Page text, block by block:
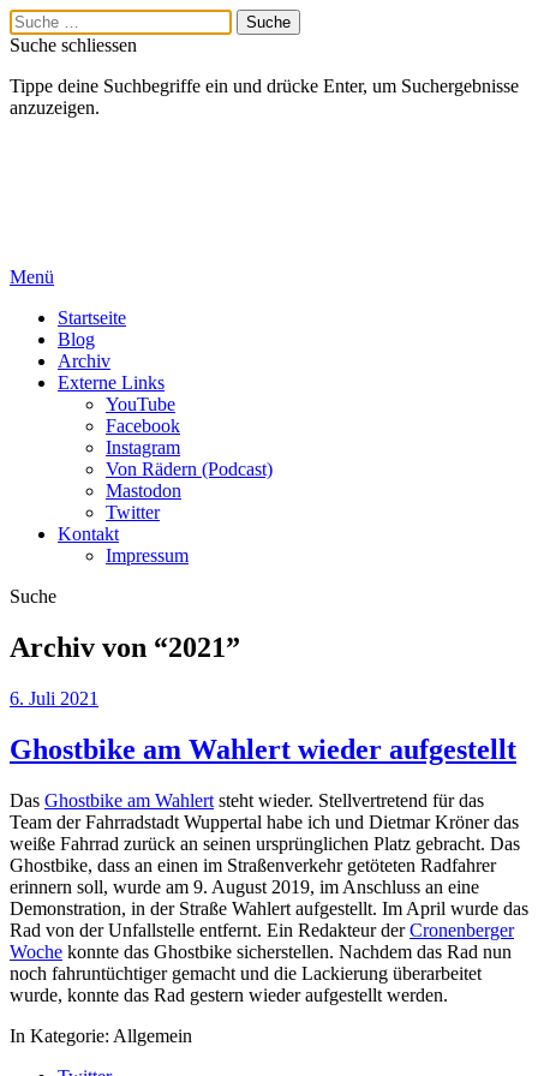
Suche schliessen
Tippe deine Suchbegriffe ein und drücke Enter, um Suchergebnisse
anzuzeigen.
Menü
Startseite
Blog
Archiv
Externe Links
YouTube
Facebook
Instagram
Von Rädern (Podcast)
Mastodon
Twitter
Kontakt
Impressum
Suche
Archiv von “2021”
6. Juli 2021
Ghostbike am Wahlert wieder aufgestellt
Das Ghostbike am Wahlert steht wieder. Stellvertretend für das
Team der Fahrradstadt Wuppertal habe ich und Dietmar Kröner das
weiße Fahrrad zurück an seinen ursprünglichen Platz gebracht. Das
Ghostbike, dass an einen im Straßenverkehr getöteten Radfahrer
erinnern soll, wurde am 9. August 2019, im Anschluss an eine
Demonstration, in der Straße Wahlert aufgestellt. Im April wurde das
Rad von der Unfallstelle entfernt. Ein Redakteur derCronenberger
Woche konnte das Ghostbike sicherstellen. Nachdem das Rad nun
noch fahruntüchtiger gemacht und die Lackierung überarbeitet
wurde, konnte das Rad gestern wieder aufgestellt werden.
In Kategorie: Allgemein